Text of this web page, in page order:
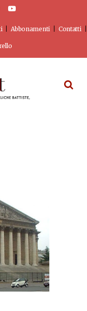
Abbonamenti Contatti